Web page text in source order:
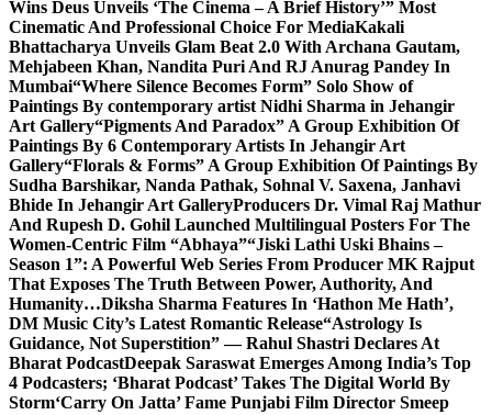
Wins Deus Unveils ‘The Cinema – A Brief History’” Most
Cinematic And Professional Choice For MediaKakali
Bhattacharya Unveils Glam Beat 2.0 With Archana Gautam,
Mehjabeen Khan, Nandita Puri And RJ Anurag Pandey In
Mumbai“Where Silence Becomes Form” Solo Show of
Paintings By contemporary artist Nidhi Sharma in Jehangir
Art Gallery“Pigments And Paradox” A Group Exhibition Of
Paintings By 6 Contemporary Artists In Jehangir Art
Gallery“Florals & Forms” A Group Exhibition Of Paintings By
Sudha Barshikar, Nanda Pathak, Sohnal V. Saxena, Janhavi
Bhide In Jehangir Art GalleryProducers Dr. Vimal Raj Mathur
And Rupesh D. Gohil Launched Multilingual Posters For The
Women-Centric Film “Abhaya”“Jiski Lathi Uski Bhains –
Season 1”: A Powerful Web Series From Producer MK Rajput
That Exposes The Truth Between Power, Authority, And
Humanity…Diksha Sharma Features In ‘Hathon Me Hath’,
DM Music City’s Latest Romantic Release“Astrology Is
Guidance, Not Superstition” — Rahul Shastri Declares At
Bharat PodcastDeepak Saraswat Emerges Among India’s Top
4 Podcasters; ‘Bharat Podcast’ Takes The Digital World By
Storm‘Carry On Jatta’ Fame Punjabi Film Director Smeep